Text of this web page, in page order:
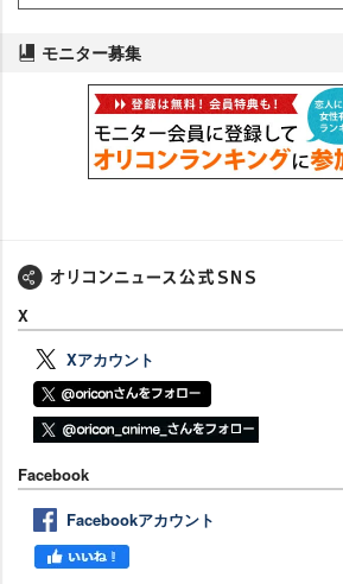
モニター募集
X
Xアカウント
Facebook
Facebookアカウント